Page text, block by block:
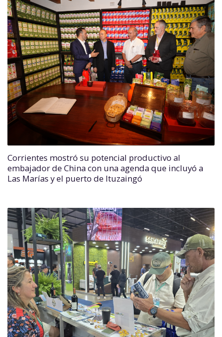
Corrientes mostró su potencial productivo al
embajador de China con una agenda que incluyó a
Las Marías y el puerto de Ituzaingó